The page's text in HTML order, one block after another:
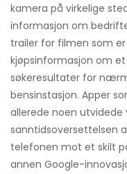
kamera på virkelige
informasjon om
trailer for filmen som
kjøpsinformasjon om
søkeresultater for
bensinstasjon. Apper
allerede noen utvidede
sanntidsoversettelsen
telefonen mot et skilt
annen Google-